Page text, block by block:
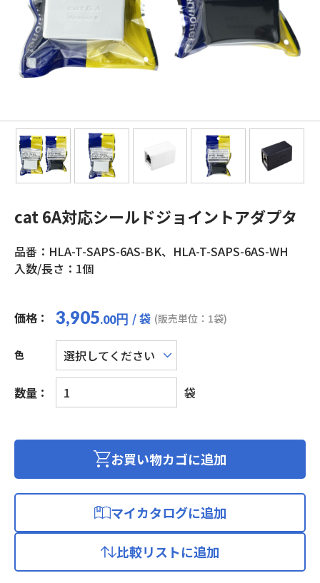
cat 6A対応シールドジョイントアダプタ
品番：HLA-T-SAPS-6AS-BK、HLA-T-SAPS-6AS-WH
入数/長さ：1個
価格： 3,905.00円 / 袋 (販売単位：1袋)
色
数量：
cat
6A
応
ョ
ン
袋
お買い物カゴに追加
マイカタログに追加
比較リストに追加